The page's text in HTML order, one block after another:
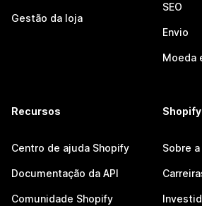
Gestão da loja
SEO
Envio
Moeda
Recursos
Centro de ajuda Shopify
Documentação da API
Comunidade Shopify
Shopify
Sobre